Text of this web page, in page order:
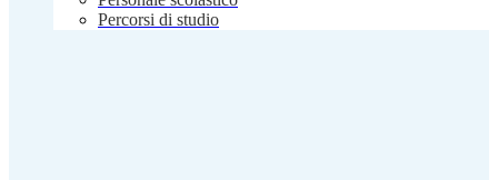
Percorsi di studio